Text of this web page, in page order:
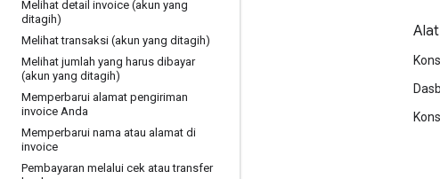
Melihat detail invoice (akun yang
ditagih)
Melihat transaksi (akun yang ditagih)
Melihat jumlah yang harus dibayar
(akun yang ditagih)
Memperbarui alamat pengiriman
invoice Anda
Memperbarui nama atau alamat di
invoice
Pembayaran melalui cek atau transfer
Dokumentasi & pelatihan
Pusat Bantuan
Pusat Pembelajaran
Google Skills
Alat